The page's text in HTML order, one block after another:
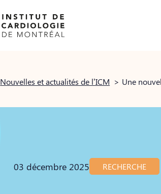
Nouvelles et actualités de l’ICM >
03 décembre 2025 RECHERCHE